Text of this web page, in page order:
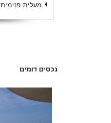
מעלית פנימית
נכסים דומים